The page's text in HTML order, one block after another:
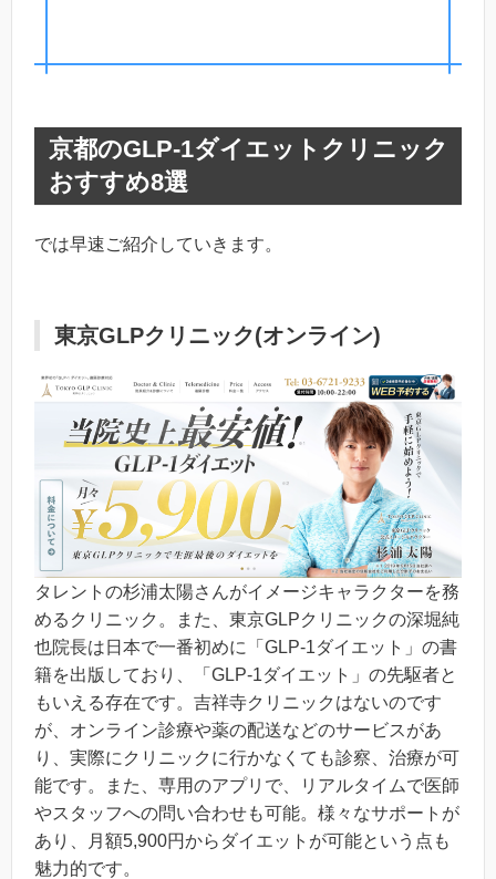
京都のGLP-1ダイエットクリニック
おすすめ8選
では早速ご紹介していきます。
東京GLPクリニック(オンライン)
タレントの杉浦太陽さんがイメージキャラクターを務
めるクリニック。また、東京GLPクリニックの深堀純
也院長は日本で一番初めに「GLP-1ダイエット」の書
籍を出版しており、「GLP-1ダイエット」の先駆者と
もいえる存在です。吉祥寺クリニックはないのです
が、オンライン診療や薬の配送などのサービスがあ
り、実際にクリニックに行かなくても診察、治療が可
能です。また、専用のアプリで、リアルタイムで医師
やスタッフへの問い合わせも可能。様々なサポートが
あり、月額5,900円からダイエットが可能という点も
魅力的です。